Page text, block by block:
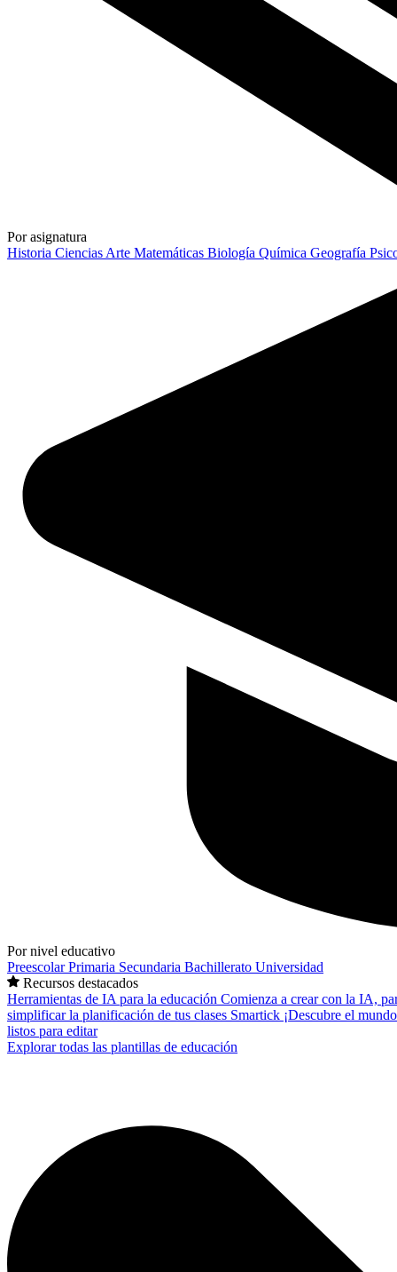
Por asignatura
Historia Ciencias Arte Matemáticas Biología Química Geografía
Por nivel educativo
PreescolarPrimaria Secundaria Bachillerato Universidad
Recursos destacados
Herramientas de IA para la educación Comienza a crear con la IA,
simplificar la planificación de tus clases Smartick ¡Descubre el
listos para editar
Explorar todas las plantillas de educación